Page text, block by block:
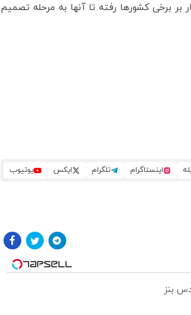
برخی کشورها رفته تا آنها به مرحله تصمیم
اینستاگرام تلگرام ایکس یوتیوب
بنز